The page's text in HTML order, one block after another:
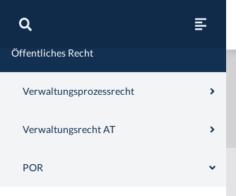
Öffentliches Recht
Verwaltungsprozessrecht
Verwaltungsrecht AT
POR